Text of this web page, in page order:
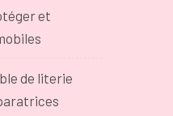
et
de literie